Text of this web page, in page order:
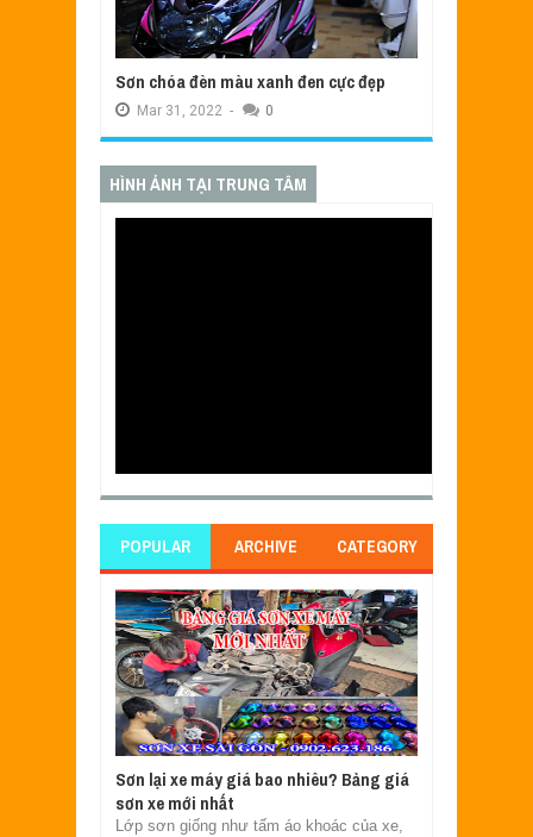
Sơn chóa đèn màu xanh đen cực đẹp
Mar 31, 2022 - 0
HÌNH ẢNH TẠI TRUNG TÂM
POPULAR ARCHIVE CATEGORY
Sơn lại xe máy giá bao nhiêu? Bảng giá
sơn xe mới nhất
Lớp sơn giống như tấm áo khoác của xe,